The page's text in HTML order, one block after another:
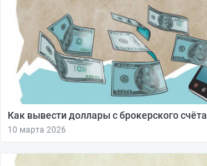
Как вывести доллары с брокерского счёта
10 марта 2026